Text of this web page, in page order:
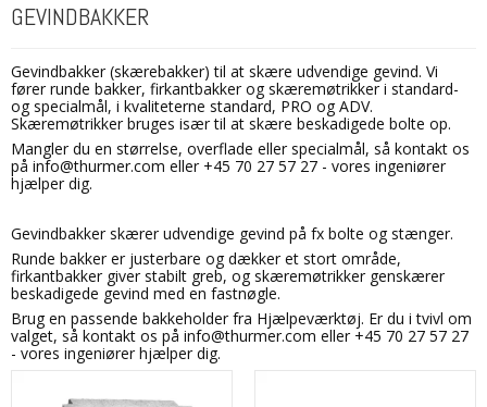
GEVINDBAKKER
Gevindbakker (skærebakker) til at skære udvendige gevind. Vi
fører runde bakker, firkantbakker og skæremøtrikker i standard-
og specialmål, i kvaliteterne standard, PRO og ADV.
Skæremøtrikker bruges især til at skære beskadigede bolte op.
Mangler du en størrelse, overflade eller specialmål, så kontakt os
på info@thurmer.com eller +45 70 27 57 27 - vores ingeniører
hjælper dig.
Gevindbakker skærer udvendige gevind på fx bolte og stænger.
Runde bakker er justerbare og dækker et stort område,
firkantbakker giver stabilt greb, og skæremøtrikker genskærer
beskadigede gevind med en fastnøgle.
Brug en passende bakkeholder fra Hjælpeværktøj. Er du i tvivl om
valget, så kontakt os på info@thurmer.com eller +45 70 27 57 27
- vores ingeniører hjælper dig.